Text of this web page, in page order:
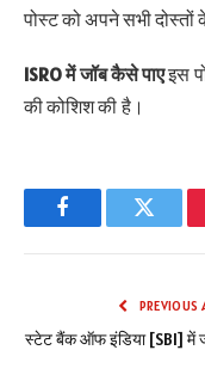
पोस्ट को अपने सभी
ISRO में जॉब कैसे पाएइस
की कोशिश की है।
FacebookTwitter
PREVIOUS
स्टेट बैंक ऑफ इंडिया [SBI] में